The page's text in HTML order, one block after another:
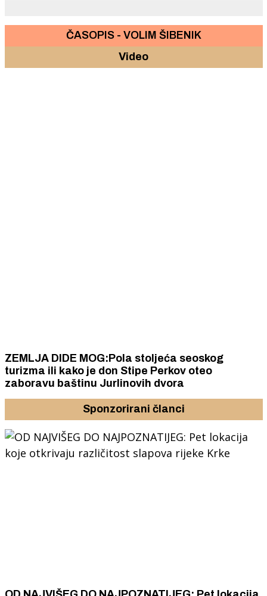
ČASOPIS - VOLIM ŠIBENIK
Video
ZEMLJA DIDE MOG:Pola stoljeća seoskog
turizma ili kako je don Stipe Perkov oteo
zaboravu baštinu Jurlinovih dvora
Sponzorirani članci